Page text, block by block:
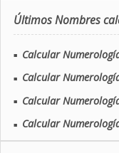
Últimos Nombres
■ Calcular
■ Calcular
■ Calcular
■ Calcular